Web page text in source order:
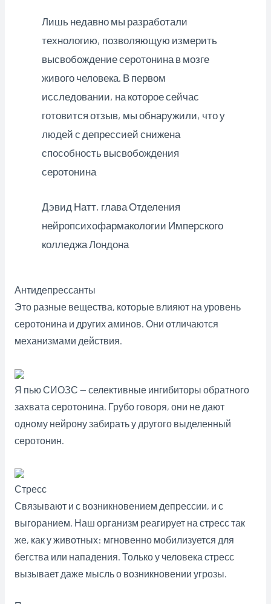
Лишь недавно мы разработали
технологию, позволяющую измерить
высвобождение серотонина в мозге
живого человека. В первом
исследовании, на которое сейчас
готовится отзыв, мы обнаружили, что у
людей с депрессией снижена
способность высвобождения
серотонина
Дэвид Натт, глава Отделения
нейропсихофармакологии Имперского
колледжа Лондона
Антидепрессанты
Это разные вещества, которые влияют на уровень
серотонина и других аминов. Они отличаются
механизмами действия.
Я пью СИОЗС — селективные ингибиторы обратного
захвата серотонина. Грубо говоря, они не дают
одному нейрону забирать у другого выделенный
серотонин.
Стресс
Связывают и с возникновением депрессии, и с
выгоранием. Наш организм реагирует на стресс так
же, как у животных: мгновенно мобилизу­ет­ся для
бегства или нападения. Только у человека стресс
вызывает даже мысль о возникновении угрозы.